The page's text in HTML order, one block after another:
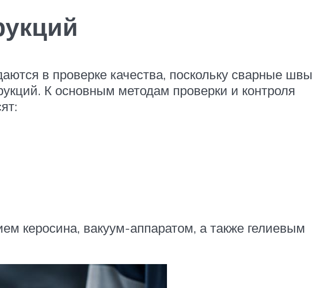
в проверке качества, поскольку сварные швы
К основным методам проверки и контроля
керосина, вакуум-аппаратом, а также гелиевым